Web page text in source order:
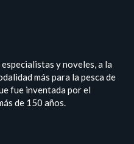
y noveles, a la
más para la pesca de
fue inventada por el
de 150 años.